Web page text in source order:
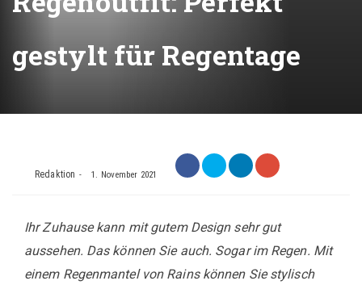
gestylt für Regentage
Redaktion 1. November 2021
Ihr Zuhause kann mit gutem Design sehr gut
aussehen. Das können Sie auch. Sogar im Regen. Mit
einem Regenmantel von Rains können Sie stylisch